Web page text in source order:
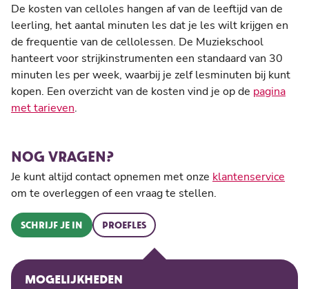
De kosten van celloles hangen af van de leeftijd van de
leerling, het aantal minuten les dat je les wilt krijgen en
de frequentie van de cellolessen. De Muziekschool
hanteert voor strijkinstrumenten een standaard van 30
minuten les per week, waarbij je zelf lesminuten bij kunt
kopen. Een overzicht van de kosten vind je op de pagina
met tarieven.
NOG VRAGEN?
Je kunt altijd contact opnemen met onze klantenservice
om te overleggen of een vraag te stellen.
SCHRIJF JE IN PROEFLES
MOGELIJKHEDEN